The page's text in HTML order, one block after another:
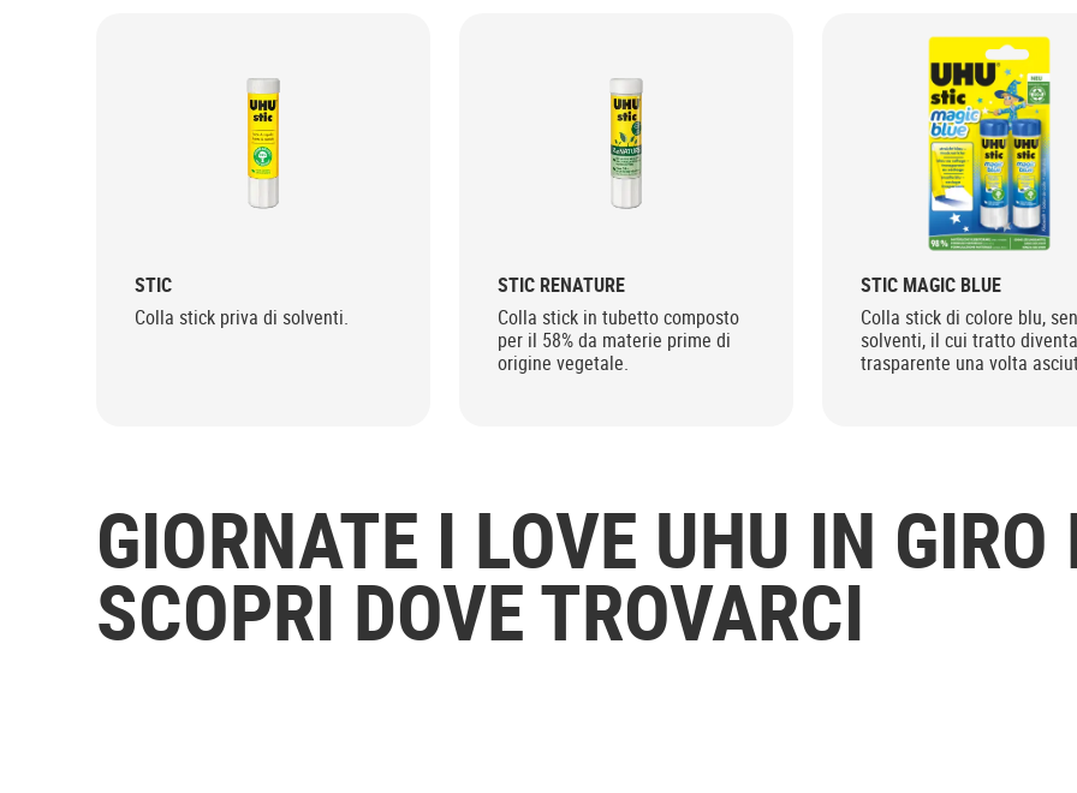
STIC
Colla stick priva di solventi.
STIC RENATURE
Colla stick in tubetto composto
per il 58% da materie prime di
origine vegetale.
STIC MAGIC BLUE
Colla stick di colore blu,
solventi, il cui tratto diventa
trasparente una volta
GIORNATE I LOVE UHU IN
SCOPRI DOVE TROVARCI